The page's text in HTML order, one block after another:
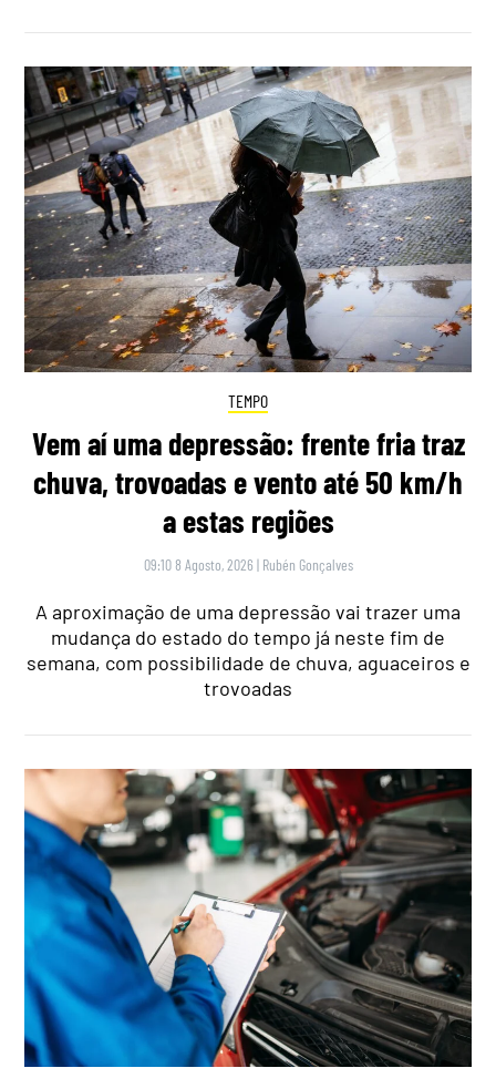
TEMPO
Vem aí uma depressão: frente fria traz
chuva, trovoadas e vento até 50 km/h
a estas regiões
09:10 8 Agosto, 2026 | Rubén Gonçalves
A aproximação de uma depressão vai trazer uma
mudança do estado do tempo já neste fim de
semana, com possibilidade de chuva, aguaceiros e
trovoadas